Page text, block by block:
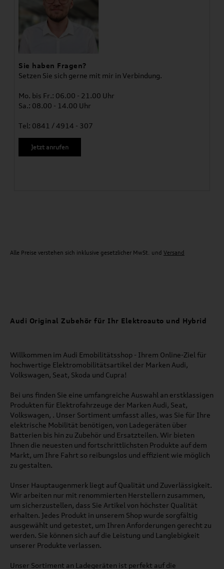
Sie haben Fragen?
Setzen Sie sich gerne mit mir in Verbindung.
Mo. bis Fr.: 06.00 - 21.00 Uhr
Sa.: 08.00 - 14.00 Uhr
Tel: 0841 / 4914 - 307
Jetzt anrufen
Alle Preise verstehen sich inklusive gesetzlicher MwSt. und Versand
Audi Original Zubehör für Ihr Elektroauto und Hybrid
Willkommen im Audi Emobilitätsshop - Ihrem Online-Ziel für
hochwertige Elektromobilitätsartikel der Marken Audi,
Volkswagen, Seat, Skoda und Cupra!
Bei uns finden Sie eine umfangreiche Auswahl an erstklassigen
Produkten für Elektrofahrzeuge der Marken Audi, Seat,
Volkswagen, . Unser Sortiment umfasst alles, was Sie für Ihre
elektrische Mobilität benötigen, von Ladegeräten über
Batterien bis hin zu Zubehör und Ersatzteilen. Wir bieten
Ihnen die neuesten und fortschrittlichsten Produkte auf dem
Markt, um Ihre Fahrt so reibungslos und effizient wie möglich
zu gestalten.
Unser Hauptaugenmerk liegt auf Qualität und Zuverlässigkeit.
Wir arbeiten nur mit renommierten Herstellern zusammen,
um sicherzustellen, dass Sie Artikel von höchster Qualität
erhalten. Jedes Produkt in unserem Shop wurde sorgfältig
ausgewählt und getestet, um Ihren Anforderungen gerecht zu
werden. Sie können sich auf die Leistung und Langlebigkeit
unserer Produkte verlassen.
Unser Sortiment an Ladegeräten ist perfekt auf die